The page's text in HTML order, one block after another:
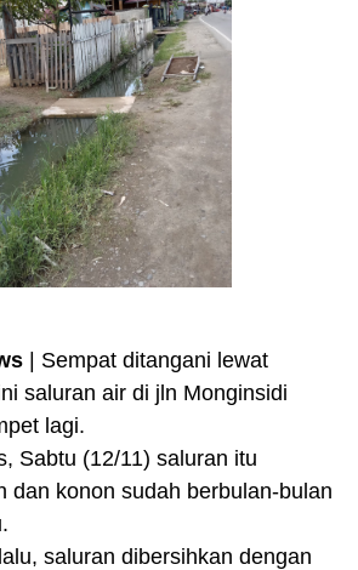
| Sempat ditangani lewat
saluran air di jln Monginsidi
lagi.
Sabtu (12/11) saluran itu
dan konon sudah berbulan-bulan
saluran dibersihkan dengan